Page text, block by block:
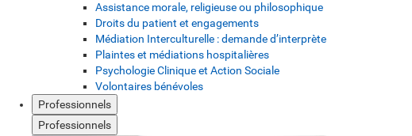
Assistance morale, religieuse ou philosophique
Droits du patient et engagements
Médiation Interculturelle : demande d’interprète
Plaintes et médiations hospitalières
Psychologie Clinique et Action Sociale
Volontaires bénévoles
Professionnels
Professionnels